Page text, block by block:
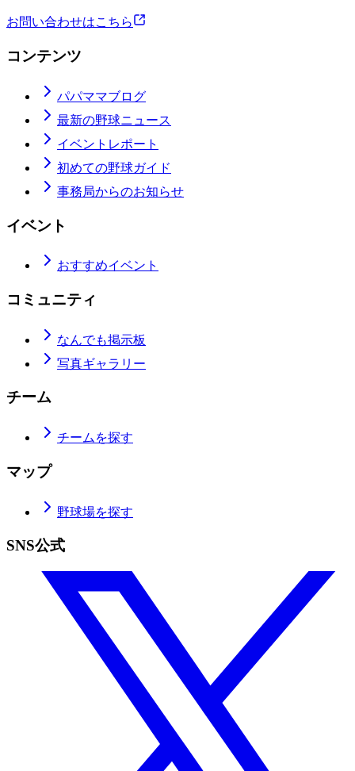
お問い合わせはこちら
コンテンツ
パパママブログ
最新の野球ニュース
イベントレポート
初めての野球ガイド
事務局からのお知らせ
イベント
おすすめイベント
コミュニティ
なんでも掲示板
写真ギャラリー
チーム
チームを探す
マップ
野球場を探す
SNS公式